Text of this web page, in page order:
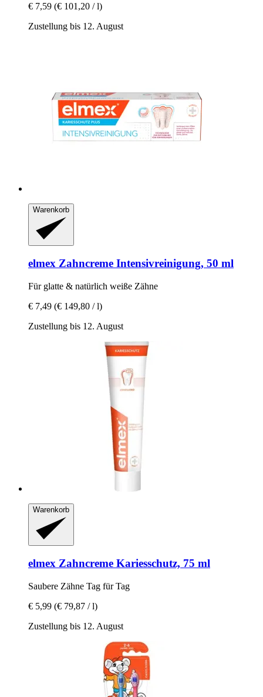
€ 7,59 (€ 101,20 / l)
Zustellung bis 12. August
Warenkorb
elmex Zahncreme Intensivreinigung, 50 ml
Für glatte & natürlich weiße Zähne
€ 7,49 (€ 149,80 / l)
Zustellung bis 12. August
Warenkorb
elmex Zahncreme Kariesschutz, 75 ml
Saubere Zähne Tag für Tag
€ 5,99 (€ 79,87 / l)
Zustellung bis 12. August